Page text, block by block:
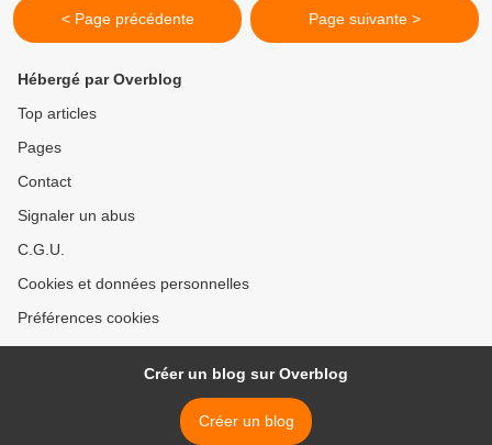
< Page précédente Page suivante >
Hébergé par Overblog
Top articles
Pages
Contact
Signaler un abus
C.G.U.
Cookies et données personnelles
Préférences cookies
Créer un blog sur Overblog
Créer un blog